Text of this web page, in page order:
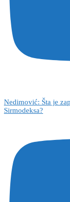
Nedimović: Šta je
Sirmodeksa?